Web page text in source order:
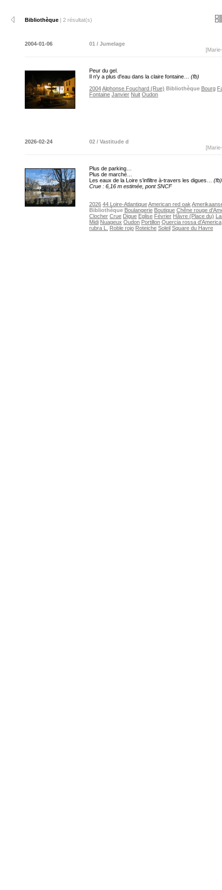
Bibliothèque | 2 résultat(s)
2004-01-06
01 / Jumelage
Peur du gel.
Il n'y a plus d'eau dans la claire fontaine… (fb)
2004Alphonse Fouchard (Rue) Bibliothèque Bourg
Fontaine Janvier Nuit Oudon
2026-02-24
02 / Vastitude d
Plus de parking…
Plus de marché…
Les eaux de la Loire s’infiltre à-travers les digues… (fb)
Crue : 6,16 m estimée, pont SNCF
2026 44 Loire-AtlantiqueAmerican red oak
Bibliothèque Boulangerie Boutique Chêne rouge
Clocher Crue Digue Eglise Février Hâvre (Place du)
Midi Nuageux Oudon Portillon Quercia rossa d'America
rubra L.
Roble rojo Roteiche Soleil Square du Havre